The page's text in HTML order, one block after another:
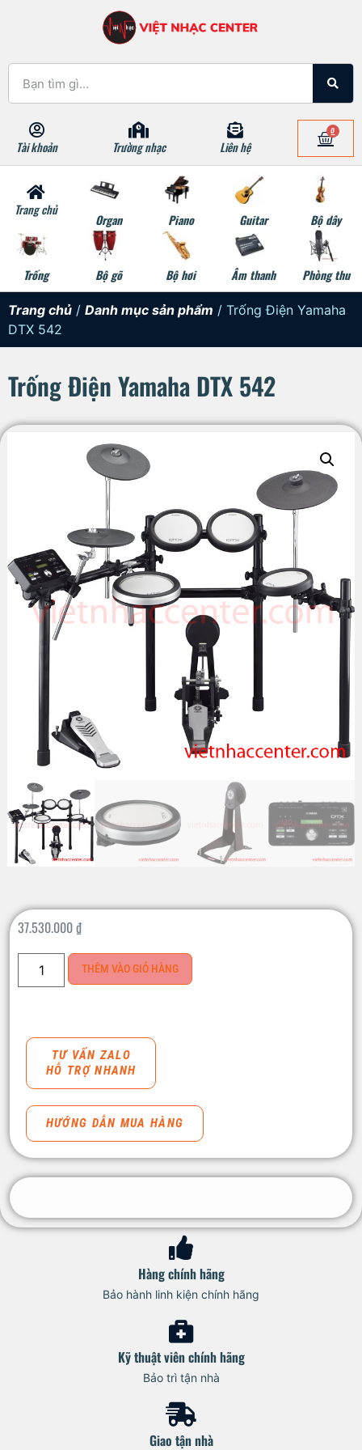
Tài khoản Trường nhạc Liên hệ
0
Trang chủ
Organ Piano Guitar Bộ dây
Trống Bộ gõ Bộ hơi Âm thanh Phòng thu
Trang chủ / Danh mục sản phẩm / Trống Điện Yamaha
DTX 542
Trống Điện Yamaha DTX 542
37.530.000₫
THÊM VÀO GIỎ HÀNG
TƯ VẤN ZALO
HỖ TRỢ NHANH
HƯỚNG DẪN MUA HÀNG
Hàng chính hãng
Bảo hành linh kiện chính hãng
Kỹ thuật viên chính hãng
Bảo trì tận nhà
Giao tận nhà